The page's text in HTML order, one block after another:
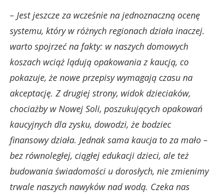
– Jest jeszcze za wcześnie na jednoznaczną ocenę
systemu, który w różnych regionach działa inaczej.
warto spojrzeć na fakty: w naszych domowych
koszach wciąż lądują opakowania z kaucją, co
pokazuje, że nowe przepisy wymagają czasu na
akceptację. Z drugiej strony, widok dzieciaków,
chociażby w Nowej Soli, poszukujących opakowań
kaucyjnych dla zysku, dowodzi, że bodziec
finansowy działa. Jednak sama kaucja to za mało –
bez równoległej, ciągłej edukacji dzieci, ale też
budowania świadomości u dorosłych, nie zmienimy
trwale naszych nawyków nad wodą. Czeka nas